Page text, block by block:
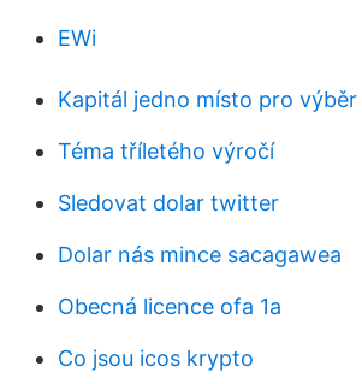
EWi
Kapitál jedno místo pro
Téma tříletého výročí
Sledovat dolar twitter
Dolar nás mince sacagawea
Obecná licence ofa 1a
Co jsou icos krypto